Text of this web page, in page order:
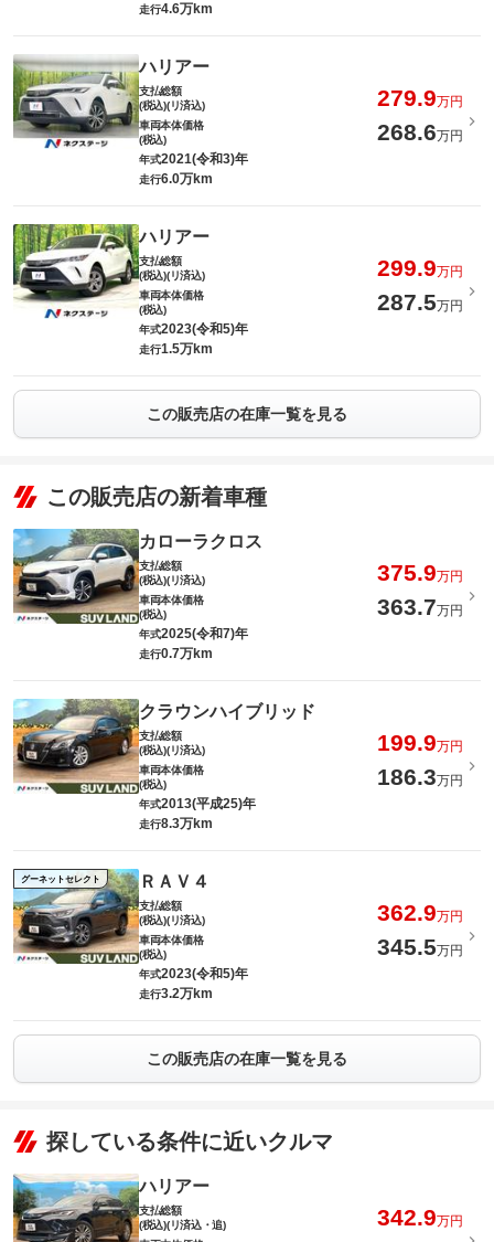
走行4.6万km
ハリアー
支払総額
(税込)(リ済込)
279.9万円
車両本体価格
(税込)
268.6万円
年式2021(令和3)年
走行6.0万km
ハリアー
支払総額
(税込)(リ済込)
299.9万円
車両本体価格
(税込)
287.5万円
年式2023(令和5)年
走行1.5万km
この販売店の在庫一覧を見る
この販売店の新着車種
カローラクロス
支払総額
(税込)(リ済込)
375.9万円
車両本体価格
(税込)
363.7万円
年式2025(令和7)年
走行0.7万km
クラウンハイブリッド
支払総額
(税込)(リ済込)
199.9万円
車両本体価格
(税込)
186.3万円
年式2013(平成25)年
走行8.3万km
グーネットセレクト ＲＡＶ４
支払総額
(税込)(リ済込)
362.9万円
車両本体価格
(税込)
345.5万円
年式2023(令和5)年
走行3.2万km
この販売店の在庫一覧を見る
探している条件に近いクルマ
ハリアー
支払総額
(税込)(リ済込・追)
342.9万円